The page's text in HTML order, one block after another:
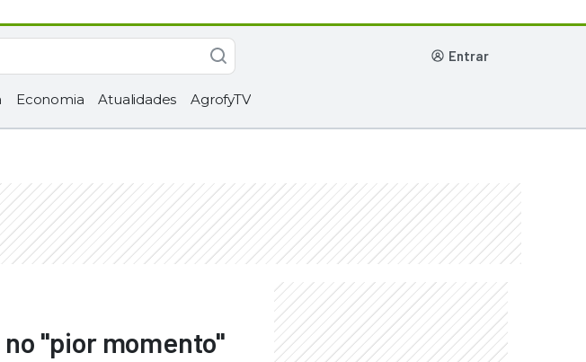
entrar
Economia Atualidades AgrofyTV
"pior momento"